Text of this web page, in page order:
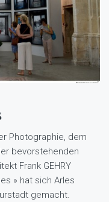
Photographie, dem
bevorstehenden
Frank GEHRY
» hat sich Arles
gemacht.